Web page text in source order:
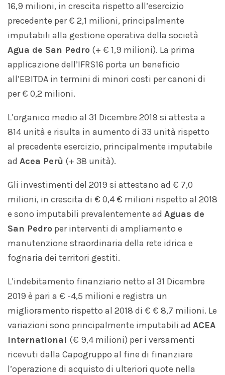
16,9 milioni, in crescita rispetto all’esercizio
precedente per € 2,1 milioni, principalmente
imputabili alla gestione operativa della società
Agua de San Pedro (+ € 1,9 milioni). La prima
applicazione dell’IFRS16 porta un beneficio
all’EBITDA in termini di minori costi per canoni di
per € 0,2 milioni.
L’organico medio al 31 Dicembre 2019 si attesta a
814 unità e risulta in aumento di 33 unità rispetto
al precedente esercizio, principalmente imputabile
ad Acea Perù (+ 38 unità).
Gli investimenti del 2019 si attestano ad € 7,0
milioni, in crescita di € 0,4 € milioni rispetto al 2018
e sono imputabili prevalentemente ad Aguas de
San Pedro per interventi di ampliamento e
manutenzione straordinaria della rete idrica e
fognaria dei territori gestiti.
L’indebitamento finanziario netto al 31 Dicembre
2019 è pari a € -4,5 milioni e registra un
miglioramento rispetto al 2018 di € € 8,7 milioni. Le
variazioni sono principalmente imputabili ad ACEA
International (€ 9,4 milioni) per i versamenti
ricevuti dalla Capogruppo al fine di finanziare
l’operazione di acquisto di ulteriori quote nella